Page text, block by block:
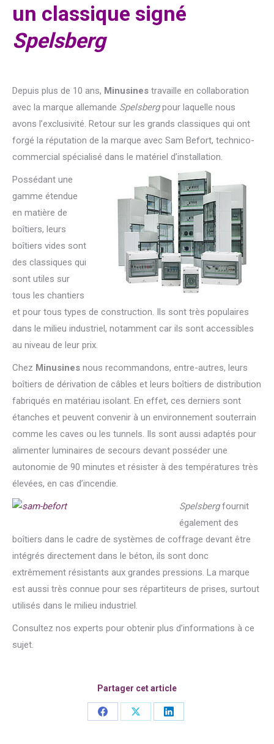
un classique signé
Spelsberg
Depuis plus de 10 ans, Minusines travaille en collaboration
avec la marque allemande Spelsbergpour laquelle nous
avons l’exclusivité. Retour sur les grands classiques qui ont
forgé la réputation de la marque avec Sam Befort, technico-
commercial spécialisé dans le matériel d’installation.
Possédant une
gamme étendue
en matière de
boîtiers, leurs
boîtiers vides sont
des classiques qui
sont utiles sur
tous les chantiers
et pour tous types de construction. Ils sont très populaires
dans le milieu industriel, notamment car ils sont accessibles
au niveau de leur prix.
Chez Minusines nous recommandons, entre-autres, leurs
boîtiers de dérivation de câbles et leurs boîtiers de distribution
fabriqués en matériau isolant. En effet, ces derniers sont
étanches et peuvent convenir à un environnement souterrain
comme les caves ou les tunnels. Ils sont aussi adaptés pour
alimenter luminaires de secours devant posséder une
autonomie de 90 minutes et résister à des températures très
élevées, en cas d’incendie.
Spelsbergfournit
également des
boîtiers dans le cadre de systèmes de coffrage devant être
intégrés directement dans le béton, ils sont donc
extrêmement résistants aux grandes pressions. La marque
est aussi très connue pour ses répartiteurs de prises, surtout
utilisés dans le milieu industriel.
Consultez nos experts pour obtenir plus d’informations à ce
sujet.
Partager cet article
Share
Share
Share